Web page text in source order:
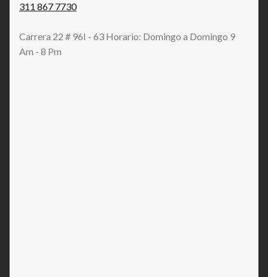
311 867 7730
Carrera 22 # 96I - 63 Horario: Domingo a Domingo 9
Am - 8 Pm